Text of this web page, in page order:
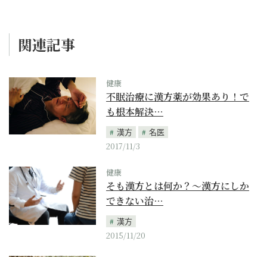
関連記事
健康
不眠治療に漢方薬が効果あり！で
も根本解決…
漢方
名医
2017/11/3
健康
そも漢方とは何か？～漢方にしか
できない治…
漢方
2015/11/20